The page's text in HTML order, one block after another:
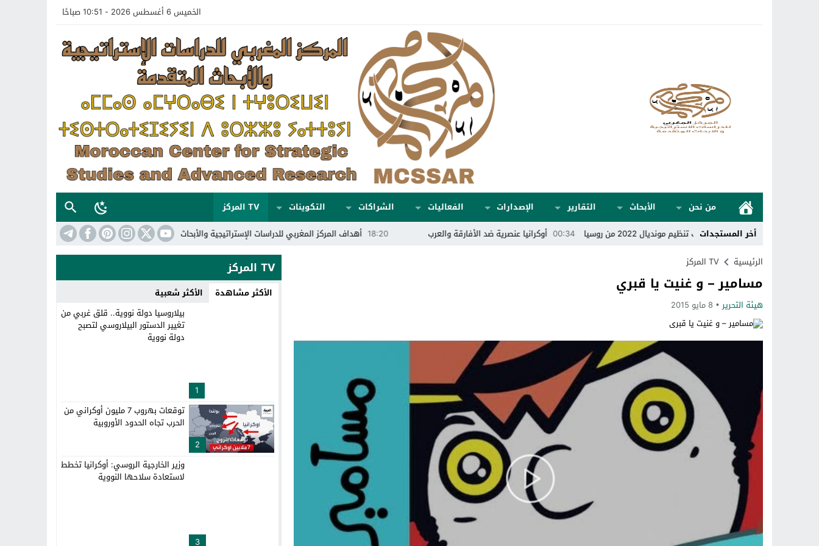
الخميس 6 أغسطس 2026 - 10:51 صباحًا
من نحن الأبحاث التقارير الإصدارات الفعاليات الشراكات التكوينات
TV المركز
أخر المستجدات
18:20 أهداف المركز المغربي للدراسات الإستراتيجية والأبحاث المتقدمة 18:13 تعريف بالمركز المغربي للدراسات للكرة الطائرة يسحب تنظيم مونديال 2022 من روسيا 00:34 أوكرانيا عنصرية ضد الأفارقة والعرب
الرئيسية
TV المركز
مسامير – و غنيت يا قبري
هيئة التحرير 8 مايو 2015
TV المركز
الأكثر مشاهدة الأكثر شعبية
1
بيلاروسيا دولة نووية.. قلق غربي من
تغيير الدستور البيلاروسي لتصبح
دولة نووية
2
توقعات بهروب 7 مليون أوكراني من
الحرب تجاه الحدود الأوروبية
3
وزير الخارجية الروسي: أوكرانيا تخطط
لاستعادة سلاحها النووية